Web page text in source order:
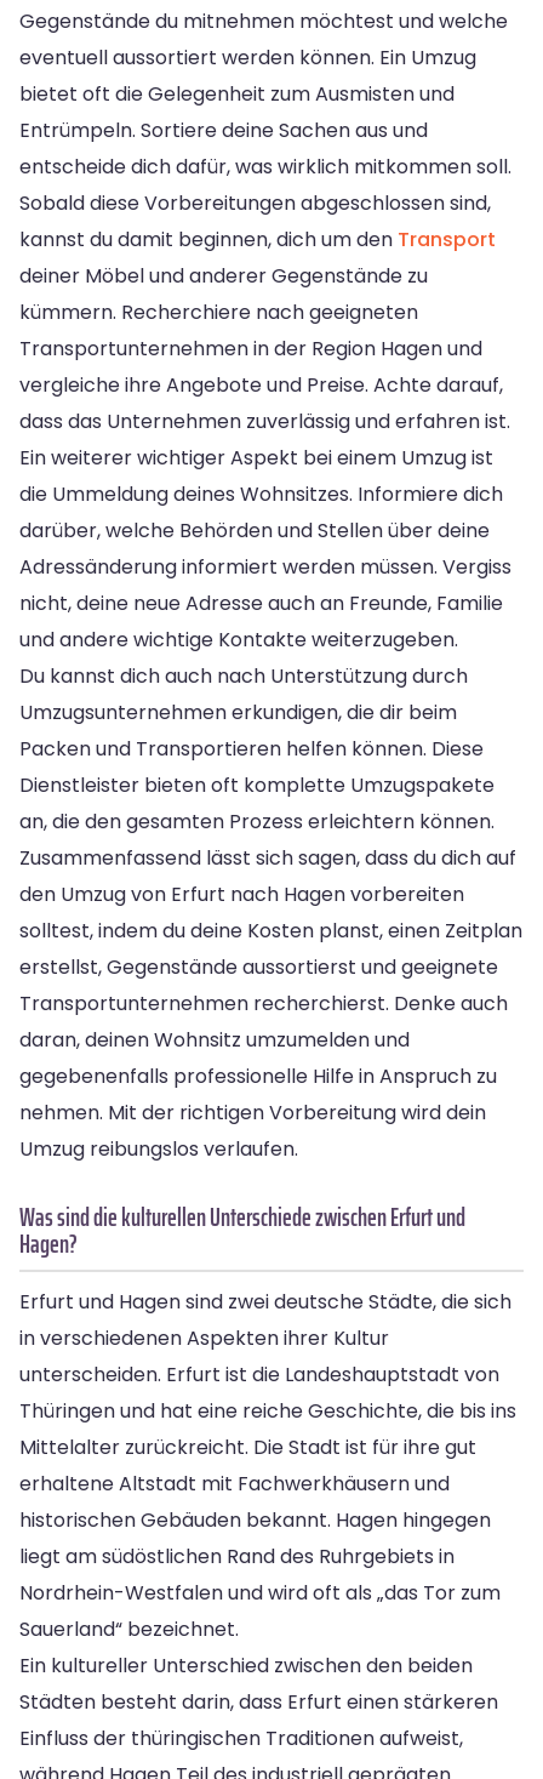
Gegenstände du mitnehmen möchtest und welche
eventuell aussortiert werden können. Ein Umzug
bietet oft die Gelegenheit zum Ausmisten und
Entrümpeln. Sortiere deine Sachen aus und
entscheide dich dafür, was wirklich mitkommen soll.
Sobald diese Vorbereitungen abgeschlossen sind,
kannst du damit beginnen, dich um den Transport
deiner Möbel und anderer Gegenstände zu
kümmern. Recherchiere nach geeigneten
Transportunternehmen in der Region Hagen und
vergleiche ihre Angebote und Preise. Achte darauf,
dass das Unternehmen zuverlässig und erfahren ist.
Ein weiterer wichtiger Aspekt bei einem Umzug ist
die Ummeldung deines Wohnsitzes. Informiere dich
darüber, welche Behörden und Stellen über deine
Adressänderung informiert werden müssen. Vergiss
nicht, deine neue Adresse auch an Freunde, Familie
und andere wichtige Kontakte weiterzugeben.
Du kannst dich auch nach Unterstützung durch
Umzugsunternehmen erkundigen, die dir beim
Packen und Transportieren helfen können. Diese
Dienstleister bieten oft komplette Umzugspakete
an, die den gesamten Prozess erleichtern können.
Zusammenfassend lässt sich sagen, dass du dich auf
den Umzug von Erfurt nach Hagen vorbereiten
solltest, indem du deine Kosten planst, einen Zeitplan
erstellst, Gegenstände aussortierst und geeignete
Transportunternehmen recherchierst. Denke auch
daran, deinen Wohnsitz umzumelden und
gegebenenfalls professionelle Hilfe in Anspruch zu
nehmen. Mit der richtigen Vorbereitung wird dein
Umzug reibungslos verlaufen.
Was sind die kulturellen Unterschiede zwischen Erfurt und
Hagen?
Erfurt und Hagen sind zwei deutsche Städte, die sich
in verschiedenen Aspekten ihrer Kultur
unterscheiden. Erfurt ist die Landeshauptstadt von
Thüringen und hat eine reiche Geschichte, die bis ins
Mittelalter zurückreicht. Die Stadt ist für ihre gut
erhaltene Altstadt mit Fachwerkhäusern und
historischen Gebäuden bekannt. Hagen hingegen
liegt am südöstlichen Rand des Ruhrgebiets in
Nordrhein-Westfalen und wird oft als „das Tor zum
Sauerland“ bezeichnet.
Ein kultureller Unterschied zwischen den beiden
Städten besteht darin, dass Erfurt einen stärkeren
Einfluss der thüringischen Traditionen aufweist,